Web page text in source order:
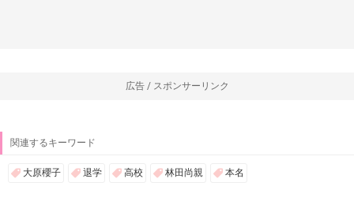
広告 / スポンサーリンク
関連するキーワード
大原櫻子 退学 高校 林田尚親 本名